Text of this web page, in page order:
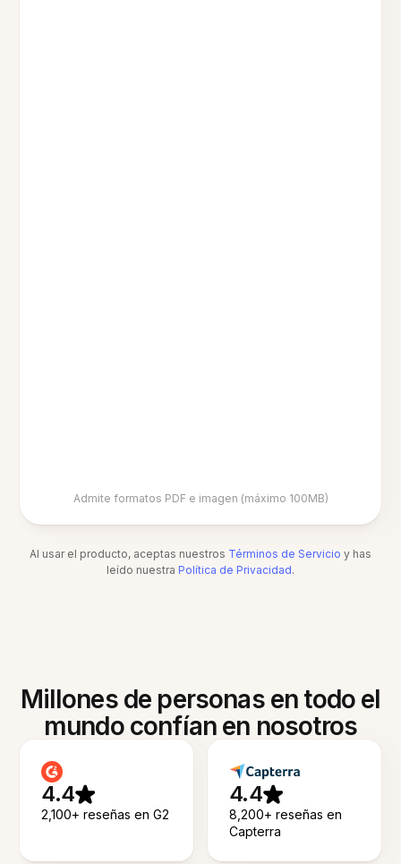
Admite formatos PDF e imagen (máximo 100MB)
Al usar el producto, aceptas nuestros Términos de Servicio y has
leído nuestra Política de Privacidad.
Millones de personas en todo el
mundo confían en nosotros
4.4
2,100+ reseñas en G2
4.4
8,200+ reseñas en
Capterra